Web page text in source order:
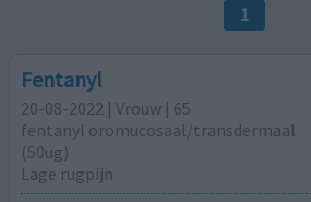
1
Fentanyl
20-08-2022 | Vrouw | 65
fentanyl oromucosaal/transdermaal
(50ug)
Lage rugpijn